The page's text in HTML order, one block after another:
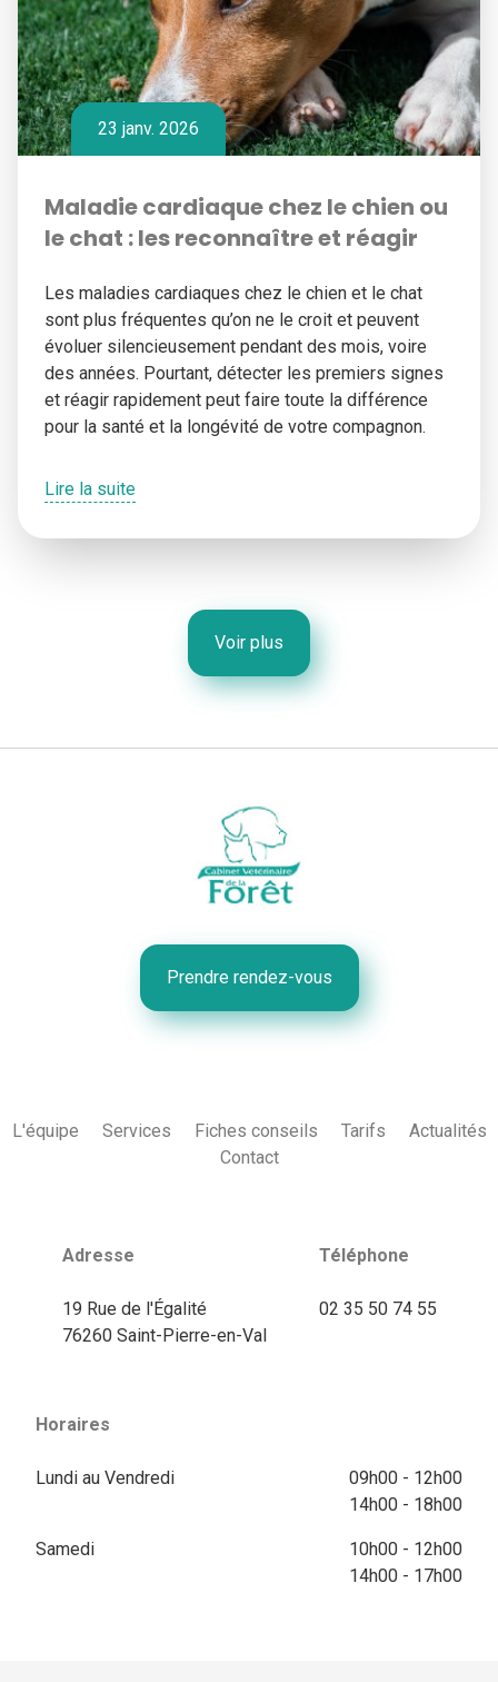
23 janv. 2026
Maladie cardiaque chez le chien ou
le chat : les reconnaître et réagir
Les maladies cardiaques chez le chien et le chat
sont plus fréquentes qu’on ne le croit et peuvent
évoluer silencieusement pendant des mois, voire
des années. Pourtant, détecter les premiers signes
et réagir rapidement peut faire toute la différence
pour la santé et la longévité de votre compagnon.
Lire la suite
Voir plus
Prendre rendez-vous
L'équipe Services Fiches conseils Tarifs
Actualités
Contact
Adresse
19 Rue de l'Égalité
76260 Saint-Pierre-en-Val
Téléphone
02 35 50 74 55
Horaires
Lundi au Vendredi
09h00 - 12h00
14h00 - 18h00
Samedi
10h00 - 12h00
14h00 - 17h00